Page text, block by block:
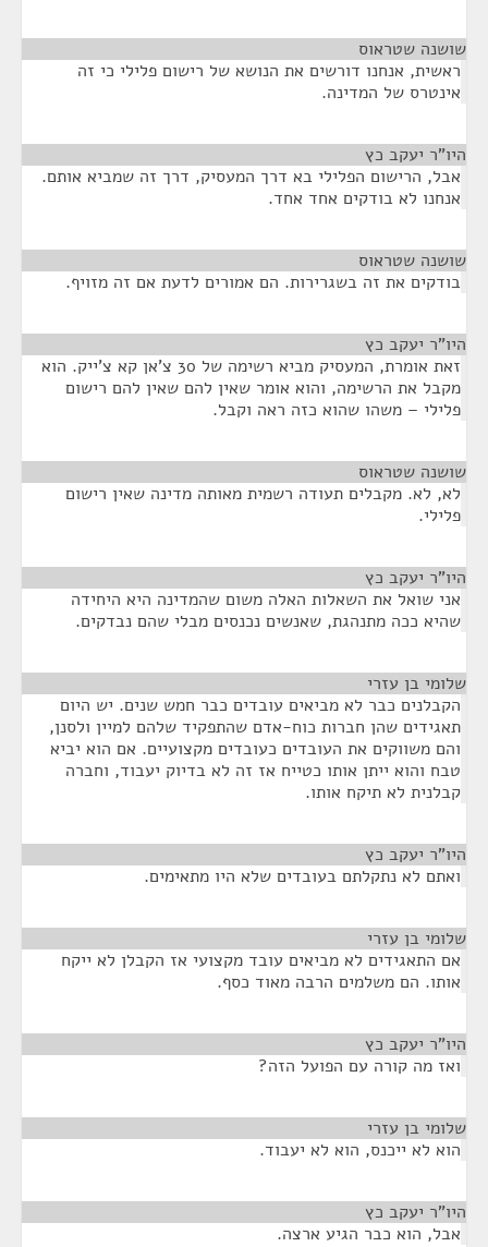
שושנה שטראוס
ראשית, אנחנו דורשים את הנושא של רישום פלילי כי זה
אינטרס של המדינה.
היו"ר יעקב כץ
אבל, הרישום הפלילי בא דרך המעסיק, דרך זה שמביא אותם.
אנחנו לא בודקים אחד אחד.
שושנה שטראוס
בודקים את זה בשגרירות. הם אמורים לדעת אם זה מזויף.
היו"ר יעקב כץ
זאת אומרת, המעסיק מביא רשימה של 30 צ'אן קא צ'ייק. הוא
מקבל את הרשימה, והוא אומר שאין להם שאין להם רישום
פלילי – משהו שהוא כזה ראה וקבל.
שושנה שטראוס
לא, לא. מקבלים תעודה רשמית מאותה מדינה שאין רישום
פלילי.
היו"ר יעקב כץ
אני שואל את השאלות האלה משום שהמדינה היא היחידה
שהיא ככה מתנהגת, שאנשים נכנסים מבלי שהם נבדקים.
שלומי בן עזרי
הקבלנים כבר לא מביאים עובדים כבר חמש שנים. יש היום
תאגידים שהן חברות כוח-אדם שהתפקיד שלהם למיין ולסנן,
והם משווקים את העובדים כעובדים מקצועיים. אם הוא יביא
טבח והוא ייתן אותו כטייח אז זה לא בדיוק יעבוד, וחברה
קבלנית לא תיקח אותו.
היו"ר יעקב כץ
ואתם לא נתקלתם בעובדים שלא היו מתאימים.
שלומי בן עזרי
אם התאגידים לא מביאים עובד מקצועי אז הקבלן לא ייקח
אותו. הם משלמים הרבה מאוד כסף.
היו"ר יעקב כץ
ואז מה קורה עם הפועל הזה?
שלומי בן עזרי
הוא לא ייכנס, הוא לא יעבוד.
היו"ר יעקב כץ
אבל, הוא כבר הגיע ארצה.